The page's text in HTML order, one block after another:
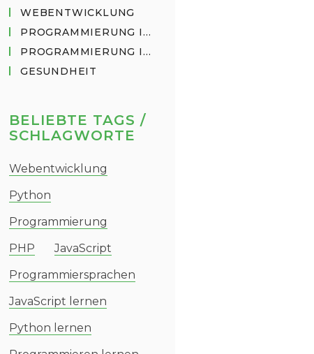
WEBENTWICKLUNG
PROGRAMMIERUNG IN PYTHON
PROGRAMMIERUNG IN JAVASCRIPT
GESUNDHEIT
BELIEBTE TAGS /
SCHLAGWORTE
Webentwicklung
Python
Programmierung
PHP
JavaScript
Programmiersprachen
JavaScript lernen
Python lernen